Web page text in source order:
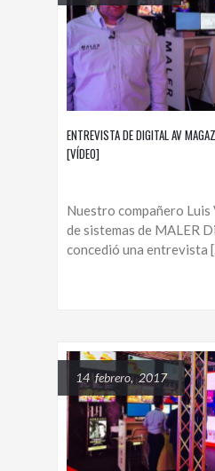
ENTREVISTA DE DIGITAL AV
[VÍDEO]
Nuestro compañero
de sistemas de MALER
concedió una entrevista
14 febrero, 2017